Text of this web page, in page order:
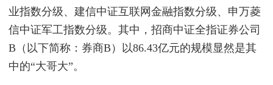
业指数分级、建信中证互联网金融指数分级、申万菱
信中证军工指数分级。其中，招商中证全指证券公司
B（以下简称：券商B）以86.43亿元的规模显然是其
中的“大哥大”。